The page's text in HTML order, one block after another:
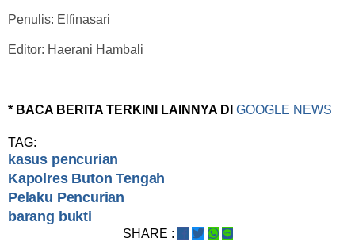
Penulis: Elfinasari
Editor: Haerani Hambali
* BACA BERITA TERKINI LAINNYA DI GOOGLE NEWS
TAG:
kasus pencurian
Kapolres Buton Tengah
Pelaku Pencurian
barang bukti
SHARE :